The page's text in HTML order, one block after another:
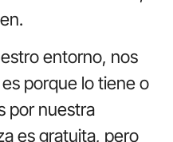
entorno, nos
porque lo tiene o
por nuestra
es gratuita, pero